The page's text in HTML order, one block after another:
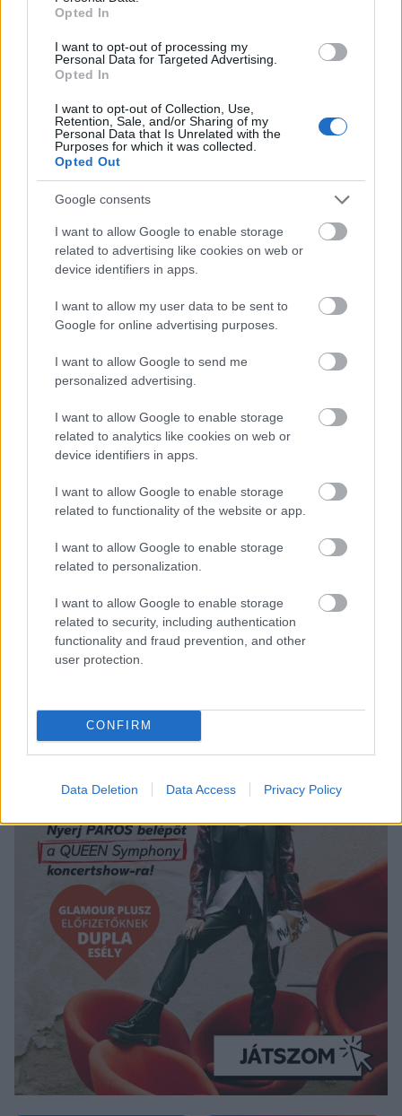
Opted In
I want to opt-out of processing my
Personal Data for Targeted Advertising.
Opted In
I want to opt-out of Collection, Use,
Retention, Sale, and/or Sharing of my
Personal Data that Is Unrelated with the
Purposes for which it was collected.
Opted Out
Google consents
I want to allow Google to enable storage
related to advertising like cookies on web or
device identifiers in apps.
I want to allow my user data to be sent to
Google for online advertising purposes.
I want to allow Google to send me
personalized advertising.
I want to allow Google to enable storage
related to analytics like cookies on web or
device identifiers in apps.
I want to allow Google to enable storage
related to functionality of the website or app.
I want to allow Google to enable storage
related to personalization.
I want to allow Google to enable storage
related to security, including authentication
functionality and fraud prevention, and other
user protection.
CONFIRM
Data Deletion Data Access Privacy Policy
Emma Thompson színésznő most egy interjúban
mesélte el, hogy az említett jelenetben azért tudta
olyan élethűen átadni magát az érzelmeknek, mert
a való életből merítette a fájdalma. Emma férje,
Kenneth Branagh megcsalta őt korábban Helena
Bonham-Carter színésznővel, így nagyon jól tudta,
egy másik nő karjaiban keresi a boldogságot.
Profimedia
Mostantól akárhányszor látjuk is a filmet, erre a
jelenetre biztosan más szemmel fogunk nézni.